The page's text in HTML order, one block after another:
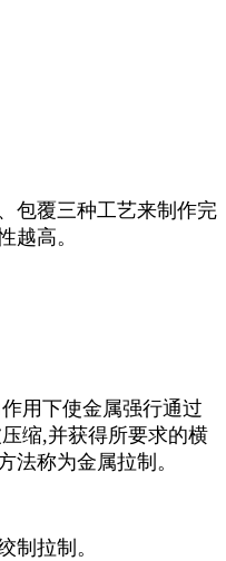
包覆三种工艺来制作完
越高。
用下使金属强行通过
缩,并获得所要求的横
法称为金属拉制。
拉制。